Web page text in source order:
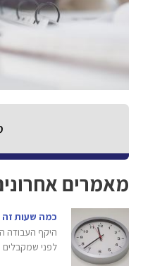
מאמרים
כמה שעות
היקף העבודה
לפני